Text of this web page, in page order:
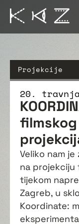
Projekcije
20.
Veliko nam
na projekciju
tijekom
Zagreb, u
Koordinate: